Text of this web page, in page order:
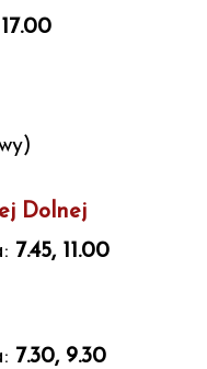
Dolnej
7.45, 11.00
7.30, 9.30